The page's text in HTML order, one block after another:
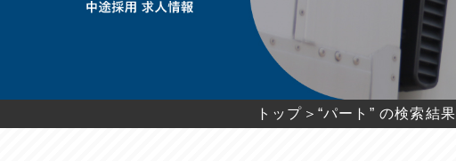
トップ＞ “パート” の検索結果